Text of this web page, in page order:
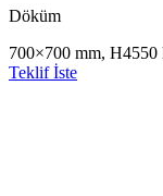
Döküm
700×700 mm, H4550
Teklif İste